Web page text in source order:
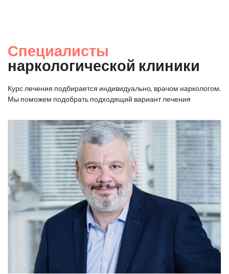
Специалисты
наркологической клиники
Курс лечения подбирается индивидуально, врачом наркологом.
Мы поможем подобрать подходящий вариант лечения